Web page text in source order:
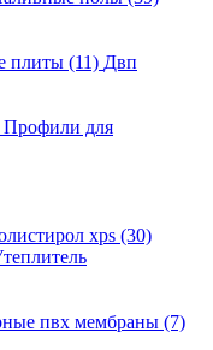
плиты (11) Двп
Профили для
xps (30)
пвх мембраны (7)